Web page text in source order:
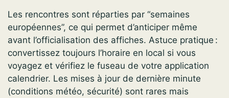
Les rencontres sont réparties par “semaines
européennes”, ce qui permet d’anticiper même
avant l’officialisation des affiches. Astuce pratique :
convertissez toujours l’horaire en local si vous
voyagez et vérifiez le fuseau de votre application
calendrier. Les mises à jour de dernière minute
(conditions météo, sécurité) sont rares mais